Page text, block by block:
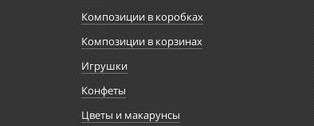
Композиции в коробках
Композиции в корзинах
Игрушки
Конфеты
Цветы и макарунсы